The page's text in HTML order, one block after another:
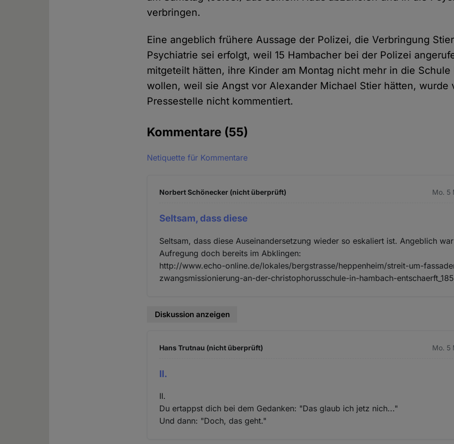
verbringen.
Eine angeblich frühere Aussage der Polizei, die Verbringung
Psychiatrie sei erfolgt, weil 15 Hambacher bei der Polizei
mitgeteilt hätten, ihre Kinder am Montag nicht mehr in die Schule
wollen, weil sie Angst vor Alexander Michael Stier hätten, wurde
Pressestelle nicht kommentiert.
Kommentare (55)
Netiquette für Kommentare
Norbert Schönecker (nicht überprüft) Mo. 5
Seltsam, dass diese
Seltsam, dass diese Auseinandersetzung wieder so eskaliert ist. Angeblich
Aufregung doch bereits im Abklingen:
http://www.echo-online.de/lokales/bergstrasse/heppenheim/streit-um-
zwangsmissionierung-an-der-christophorusschule-in-hambach-
Diskussion anzeigen
Hans Trutnau (nicht überprüft) Mo. 5
II.
II.
Du ertappst dich bei dem Gedanken: "Das glaub ich jetz nich..."
Und dann: "Doch, das geht."